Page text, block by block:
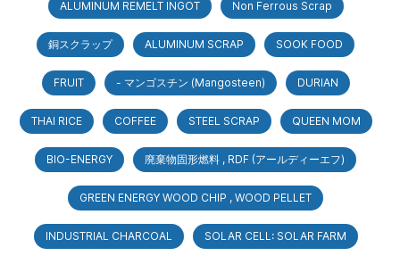
ALUMINUM REMELT INGOT Non Ferrous Scrap
銅スクラップ ALUMINUM SCRAP SOOK FOOD
FRUIT - マンゴスチン (Mangosteen) DURIAN
THAI RICE COFFEE STEEL SCRAP QUEEN MOM
BIO-ENERGY 廃棄物固形燃料 , RDF (アールディーエフ)
GREEN ENERGY WOOD CHIP , WOOD PELLET
INDUSTRIAL CHARCOAL SOLAR CELL: SOLAR FARM